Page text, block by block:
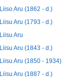
Liiso Aru (1862 - d.)
Liisu Aru (1793 - d.)
Liisu Aru
Liisu Aru (1843 - d.)
Liisu Aru (1850 - 1934)
Liisu Aru (1887 - d.)